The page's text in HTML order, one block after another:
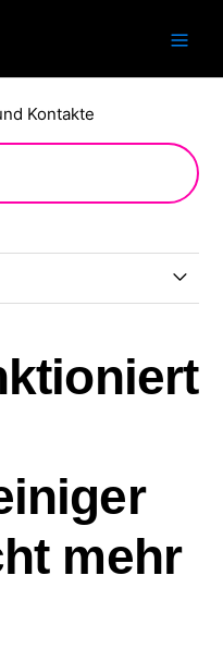
Kontakte
für meinen Mac
die Privatsphäre?
mehr